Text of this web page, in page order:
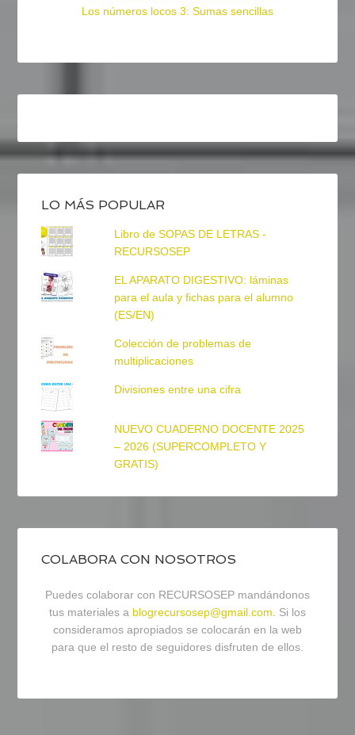
Los números locos 3: Sumas sencillas
LO MÁS POPULAR
Libro de SOPAS DE LETRAS -
RECURSOSEP
EL APARATO DIGESTIVO: láminas
para el aula y fichas para el alumno
(ES/EN)
Colección de problemas de
multiplicaciones
Divisiones entre una cifra
NUEVO CUADERNO DOCENTE 2025
– 2026 (SUPERCOMPLETO Y
GRATIS)
COLABORA CON NOSOTROS
Puedes colaborar con RECURSOSEP mandándonos
tus materiales a blogrecursosep@gmail.com. Si los
consideramos apropiados se colocarán en la web
para que el resto de seguidores disfruten de ellos.